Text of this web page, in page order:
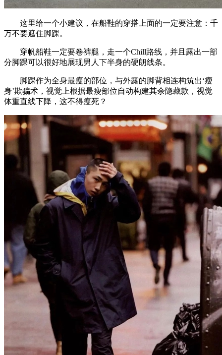
这里给一个小建议，在船鞋的穿搭上面的一定要注意：千
万不要遮住脚踝。
穿帆船鞋一定要卷裤腿，走一个Chill路线，并且露出一部
分脚踝可以很好地展现男人下半身的硬朗线条。
脚踝作为全身最瘦的部位，与外露的脚背相连构筑出‘瘦
身’欺骗术，视觉上根据最瘦部位自动构建其余隐藏款，视觉
体重直线下降，这不得瘦死？